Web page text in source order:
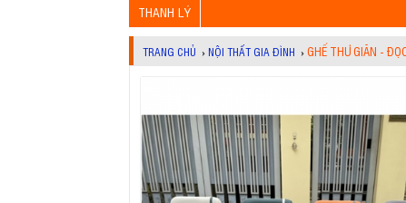
THANH LÝ
TRANG CHỦ › NỘI THẤT GIA ĐÌNH ›GHẾ THƯ GIÃN -